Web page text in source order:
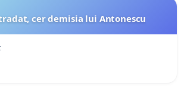
cer demisia lui Antonescu